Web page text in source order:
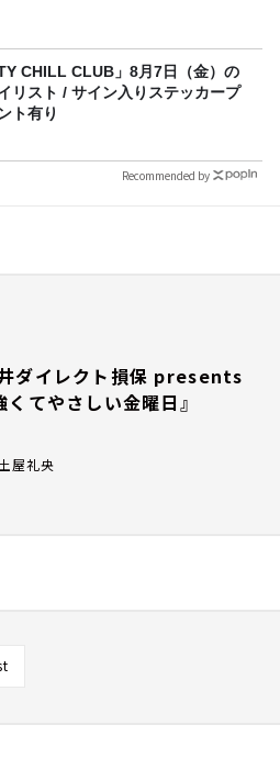
CHILL CLUB」8月7日（金）の
リスト / サイン入りステッカープ
ト有り
Recommended by
ダイレクト損保 presents
くてやさしい金曜日』
土屋礼央